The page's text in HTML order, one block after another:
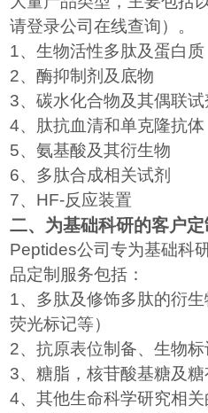
请登录公司在线查询）。
1、生物活性多肽及蛋白质
2、酶抑制剂及底物
3、碳水化合物及其偶联试
4、肽抗血清和单克隆抗体
5、氨基酸及其衍生物
6、多肽合成相关试剂
7、 HF-反应装置
二、为基础科研的客户定
Peptides公司专为基础科
品定制服务包括：
1、多肽及修饰多肽的衍生
荧光标记等）
2、抗原表位制备、生物
3、糖脂，核苷酸基糖及
4、其他生命科学研究相关